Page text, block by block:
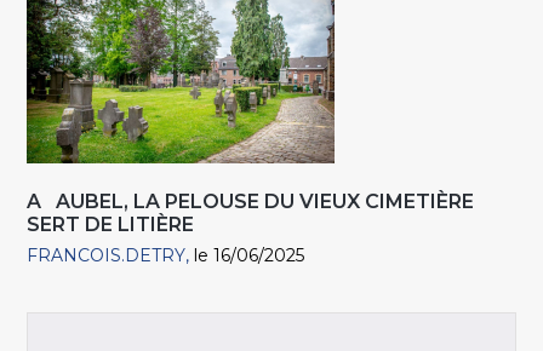
A AUBEL, LA PELOUSE DU VIEUX CIMETIÈRE
SERT DE LITIÈRE
FRANCOIS.DETRY le 16/06/2025